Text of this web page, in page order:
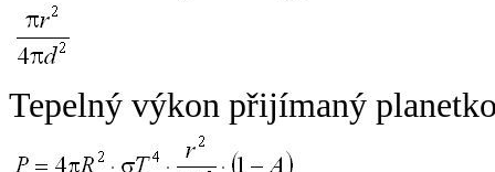
Tepelný výkon přijímaný